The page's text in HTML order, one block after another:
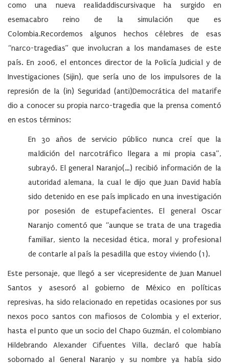
como una nueva realidaddiscursivaque ha surgido en
esemacabro reino de la simulación que es
Colombia.Recordemos algunos hechos célebres de esas
“narco-tragedias” que involucran a los mandamases de este
país. En 2006, el entonces director de la Policía Judicial y de
Investigaciones (Sijin), que sería uno de los impulsores de la
represión de la (in) Seguridad (anti)Democrática del matarife
dio a conocer su propia narco-tragedia que la prensa comentó
en estos términos:
En 30 años de servicio público nunca creí que la
maldición del narcotráfico llegara a mi propia casa”,
subrayó. El general Naranjo(…) recibió información de la
autoridad alemana, la cual le dijo que Juan David había
sido detenido en ese país implicado en una investigación
por posesión de estupefacientes. El general Oscar
Naranjo comentó que “aunque se trata de una tragedia
familiar, siento la necesidad ética, moral y profesional
de contarle al país la pesadilla que estoy viviendo (1).
Este personaje, que llegó a ser vicepresidente de Juan Manuel
Santos y asesoró al gobierno de México en políticas
represivas, ha sido relacionado en repetidas ocasiones por sus
nexos poco santos con mafiosos de Colombia y el exterior,
hasta el punto que un socio del Chapo Guzmán, el colombiano
Hildebrando Alexander Cifuentes Villa, declaró que había
sobornado al General Naranjo y su nombre ya había sido